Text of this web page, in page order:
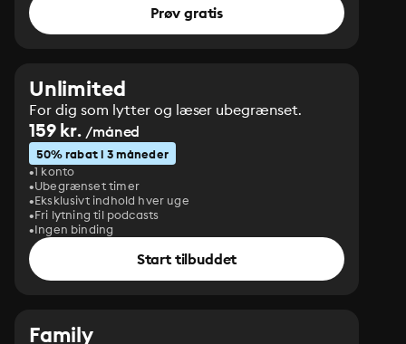
Prøv gratis
Unlimited
For dig som lytter og læser ubegrænset.
159 kr. /måned
50% rabat i 3 måneder
1 konto
Ubegrænset timer
Eksklusivt indhold hver uge
Fri lytning til podcasts
Ingen binding
Start tilbuddet
Family